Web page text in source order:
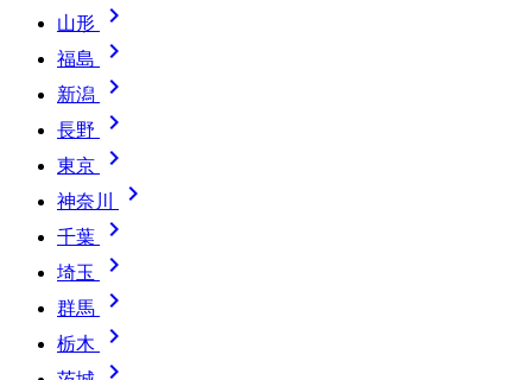
山形 
福島 
新潟 
長野 
東京 
神奈川 
千葉 
埼玉 
群馬 
栃木 
